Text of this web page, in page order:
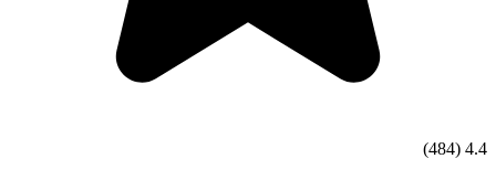
4.4
(484)